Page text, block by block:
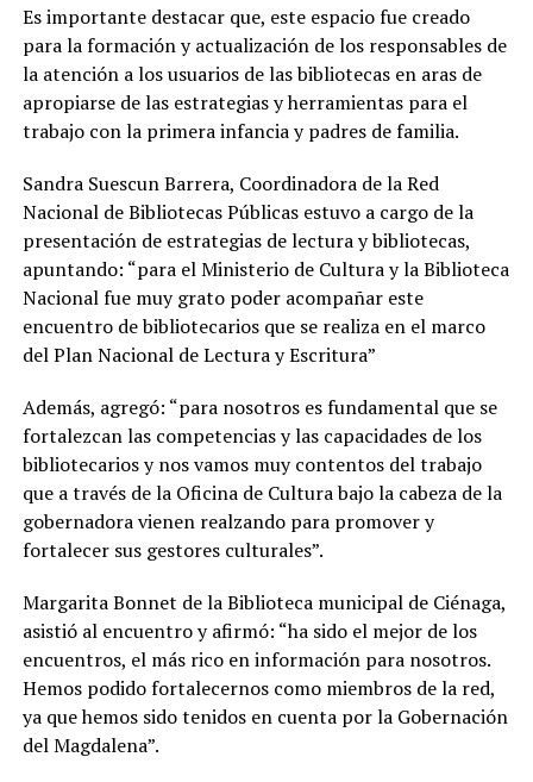
Es importante destacar que, este espacio fue creado
para la formación y actualización de los responsables de
la atención a los usuarios de las bibliotecas en aras de
apropiarse de las estrategias y herramientas para el
trabajo con la primera infancia y padres de familia.
Sandra Suescun Barrera, Coordinadora de la Red
Nacional de Bibliotecas Públicas estuvo a cargo de la
presentación de estrategias de lectura y bibliotecas,
apuntando: “para el Ministerio de Cultura y la Biblioteca
Nacional fue muy grato poder acompañar este
encuentro de bibliotecarios que se realiza en el marco
del Plan Nacional de Lectura y Escritura”
Además, agregó: “para nosotros es fundamental que se
fortalezcan las competencias y las capacidades de los
bibliotecarios y nos vamos muy contentos del trabajo
que a través de la Oficina de Cultura bajo la cabeza de la
gobernadora vienen realzando para promover y
fortalecer sus gestores culturales”.
Margarita Bonnet de la Biblioteca municipal de Ciénaga,
asistió al encuentro y afirmó: “ha sido el mejor de los
encuentros, el más rico en información para nosotros.
Hemos podido fortalecernos como miembros de la red,
ya que hemos sido tenidos en cuenta por la Gobernación
del Magdalena”.